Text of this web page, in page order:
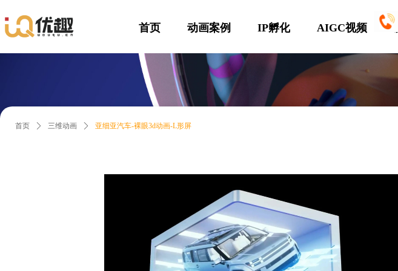
首页 动画案例 IP孵化 AIGC视频
首页 ꄲ 三维动画 ꄲ 亚细亚汽车-裸眼3d动画-L形屏